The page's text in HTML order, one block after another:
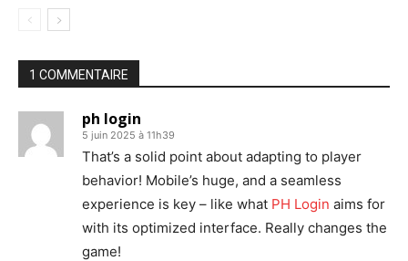
1 COMMENTAIRE
ph login
5 juin 2025 à 11h39
That’s a solid point about adapting to player
behavior! Mobile’s huge, and a seamless
experience is key – like what PH Login aims for
with its optimized interface. Really changes the
game!